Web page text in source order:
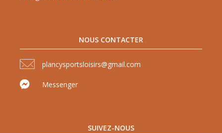
NOUS CONTACTER
plancysportsloisirs@gmail.com
Messenger
SUIVEZ-NOUS